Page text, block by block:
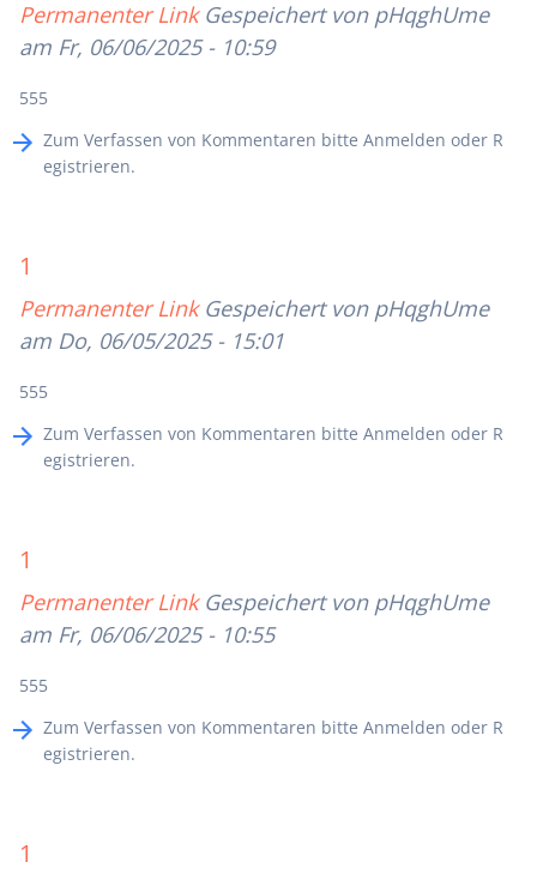
Permanenter Link Gespeichert von pHqghUme
am Fr, 06/06/2025 - 10:59
555
Zum Verfassen von Kommentaren bitte Anmelden oder R
egistrieren.
1
Permanenter Link Gespeichert von pHqghUme
am Do, 06/05/2025 - 15:01
555
Zum Verfassen von Kommentaren bitte Anmelden oder R
egistrieren.
1
Permanenter Link Gespeichert von pHqghUme
am Fr, 06/06/2025 - 10:55
555
Zum Verfassen von Kommentaren bitte Anmelden oder R
egistrieren.
1